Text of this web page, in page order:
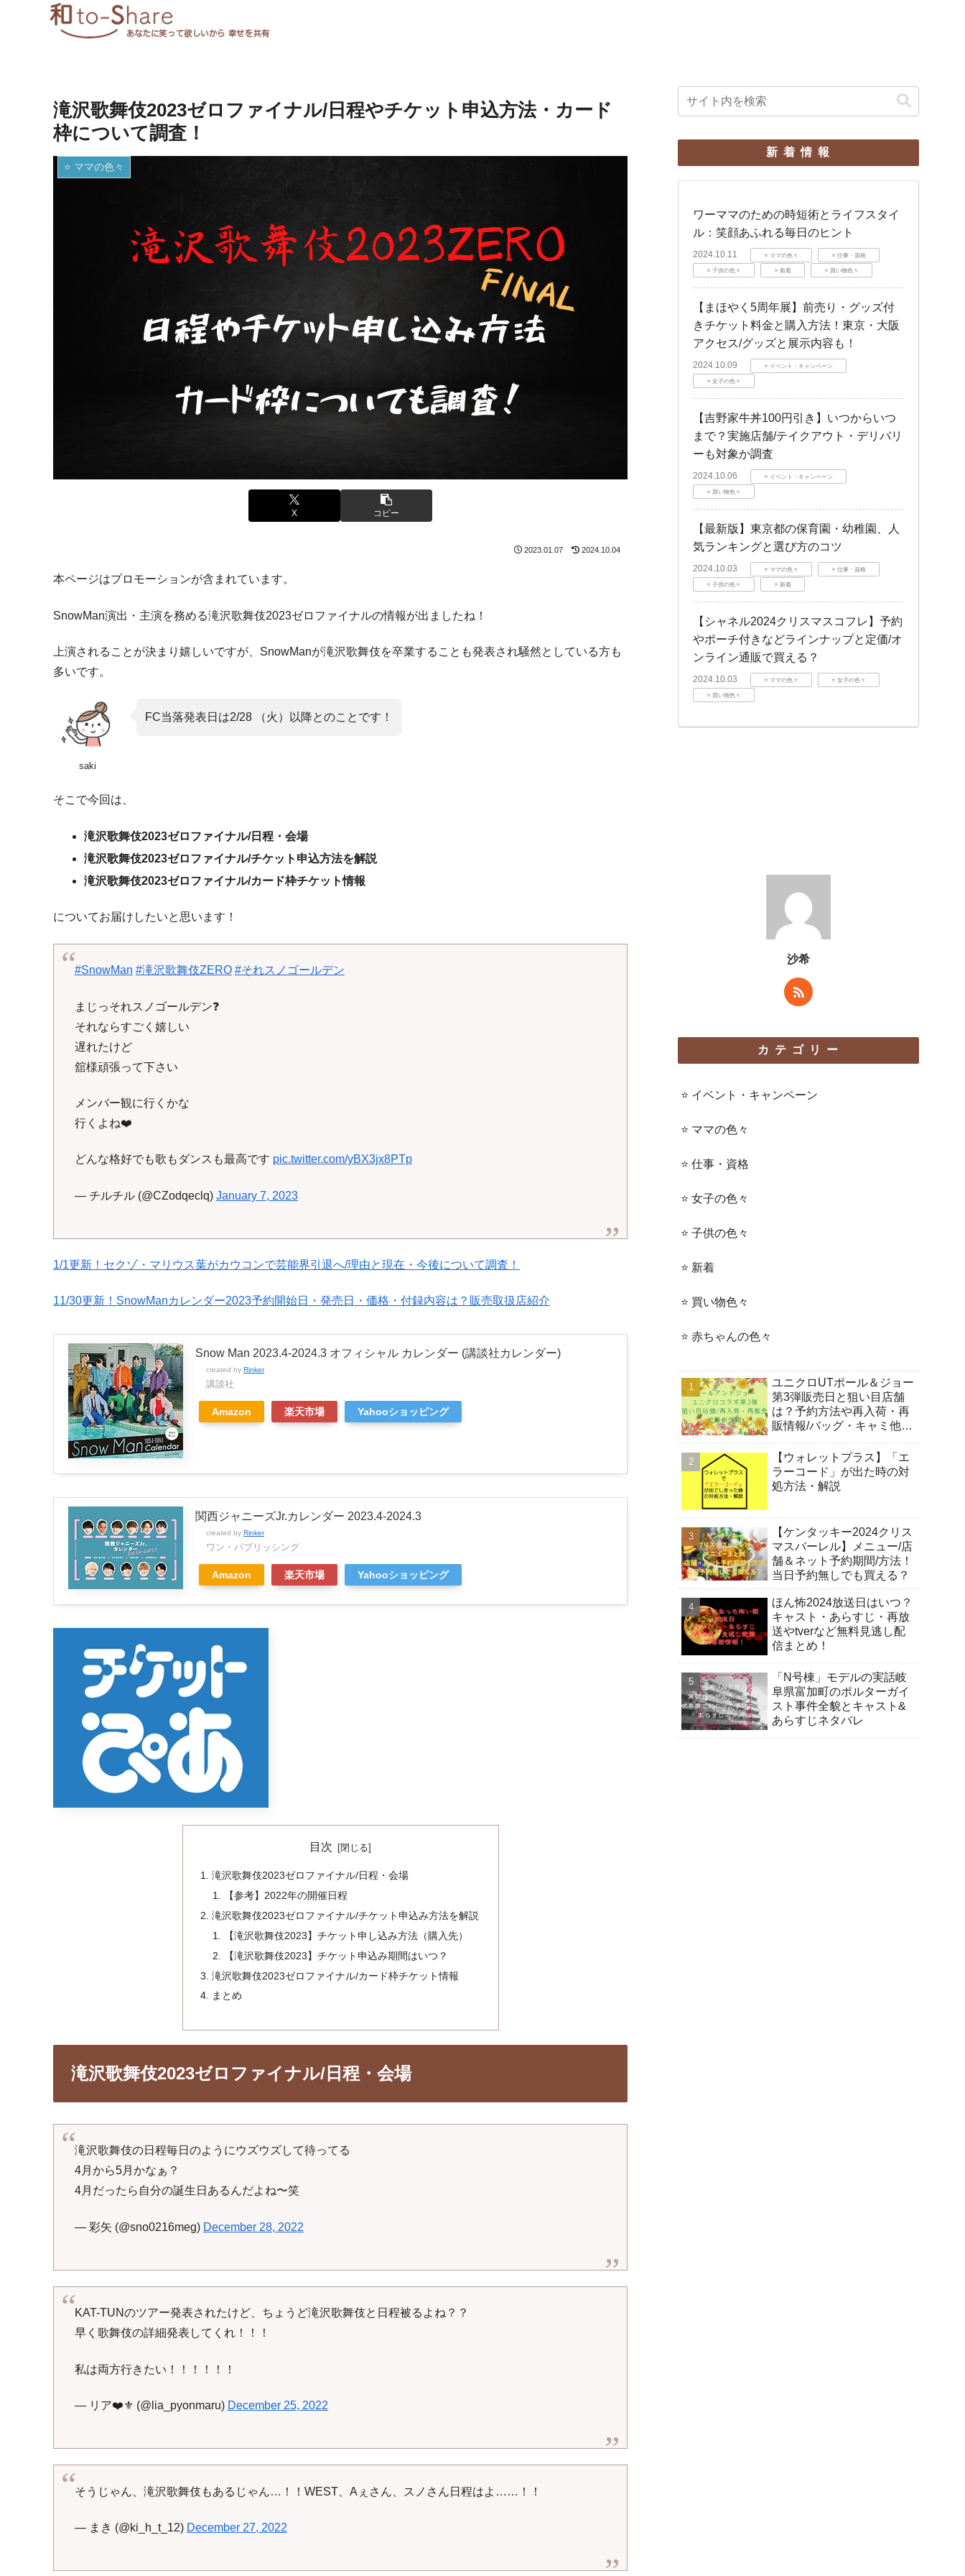
滝沢歌舞伎2023ゼロファイナル/日程やチケット申込方法・カード
枠について調査！
⭐️ ママの色々
X コピー
2023.01.07 2024.10.04
本ページはプロモーションが含まれています。
SnowMan演出・主演を務める滝沢歌舞伎2023ゼロファイナルの情報が出ましたね！
上演されることが決まり嬉しいですが、SnowManが滝沢歌舞伎を卒業することも発表され騒然としている方も
多いです。
saki
FC当落発表日は2/28 （火）以降とのことです！
そこで今回は、
滝沢歌舞伎2023ゼロファイナル/日程・会場
滝沢歌舞伎2023ゼロファイナル/チケット申込方法を解説
滝沢歌舞伎2023ゼロファイナル/カード枠チケット情報
についてお届けしたいと思います！
#SnowMan #滝沢歌舞伎ZERO #それスノゴールデン
まじっそれスノゴールデン❓
それならすごく嬉しい
遅れたけど
舘様頑張って下さい
メンバー観に行くかな
行くよね❤️
どんな格好でも歌もダンスも最高です pic.twitter.com/yBX3jx8PTp
— チルチル (@CZodqeclq) January 7, 2023
1/1更新！セクゾ・マリウス葉がカウコンで芸能界引退へ/理由と現在・今後について調査！
11/30更新！SnowManカレンダー2023予約開始日・発売日・価格・付録内容は？販売取扱店紹介
Snow Man 2023.4-2024.3 オフィシャル カレンダー (講談社カレンダー)
created by Rinker
講談社
Amazon 楽天市場 Yahooショッピング
関西ジャニーズJr.カレンダー 2023.4-2024.3
created by Rinker
ワン・パブリッシング
Amazon 楽天市場 Yahooショッピング
目次
滝沢歌舞伎2023ゼロファイナル/日程・会場
【参考】2022年の開催日程
滝沢歌舞伎2023ゼロファイナル/チケット申込み方法を解説
【滝沢歌舞伎2023】チケット申し込み方法（購入先）
【滝沢歌舞伎2023】チケット申込み期間はいつ？
滝沢歌舞伎2023ゼロファイナル/カード枠チケット情報
まとめ
滝沢歌舞伎2023ゼロファイナル/日程・会場
滝沢歌舞伎の日程毎日のようにウズウズして待ってる
4月から5月かなぁ？
4月だったら自分の誕生日あるんだよね〜笑
— 彩矢 (@sno0216meg) December 28, 2022
KAT-TUNのツアー発表されたけど、ちょうど滝沢歌舞伎と日程被るよね？？
早く歌舞伎の詳細発表してくれ！！！
私は両方行きたい！！！！！！
— リア❤️⚜️ (@lia_pyonmaru) December 25, 2022
そうじゃん、滝沢歌舞伎もあるじゃん…！！WEST、Aぇさん、スノさん日程はよ……！！
— まき (@ki_h_t_12) December 27, 2022
新着情報
ワーママのための時短術とライフスタイ
ル：笑顔あふれる毎日のヒント
2024.10.11 ⭐️ ママの色々 ⭐️ 仕事・資格
⭐️ 子供の色々 ⭐️ 新着 ⭐️ 買い物色々
【まほやく5周年展】前売り・グッズ付
きチケット料金と購入方法！東京・大阪
アクセス/グッズと展示内容も！
2024.10.09 ⭐️ イベント・キャンペーン
⭐️ 女子の色々
【吉野家牛丼100円引き】いつからいつ
まで？実施店舗/テイクアウト・デリバリ
ーも対象か調査
2024.10.06 ⭐️ イベント・キャンペーン
⭐️ 買い物色々
【最新版】東京都の保育園・幼稚園、人
気ランキングと選び方のコツ
2024.10.03 ⭐️ ママの色々 ⭐️ 仕事・資格
⭐️ 子供の色々 ⭐️ 新着
【シャネル2024クリスマスコフレ】予約
やポーチ付きなどラインナップと定価/オ
ンライン通販で買える？
2024.10.03 ⭐️ ママの色々 ⭐️ 女子の色々
⭐️ 買い物色々
沙希
カテゴリー
⭐️ イベント・キャンペーン
⭐️ ママの色々
⭐️ 仕事・資格
⭐️ 女子の色々
⭐️ 子供の色々
⭐️ 新着
⭐️ 買い物色々
⭐️ 赤ちゃんの色々
ユニクロUTポール＆ジョー
第3弾販売日と狙い目店舗
は？予約方法や再入荷・再
販情報/バッグ・キャミ他ラ
【ウォレットプラス】「エ
ラーコード」が出た時の対
処方法・解説
【ケンタッキー2024クリス
マスバーレル】メニュー/店
舗＆ネット予約期間/方法！
当日予約無しでも買える？
ほん怖2024放送日はいつ？
キャスト・あらすじ・再放
送やtverなど無料見逃し配
信まとめ！
「N号棟」モデルの実話岐
阜県富加町のポルターガイ
スト事件全貌とキャスト&
あらすじネタバレ